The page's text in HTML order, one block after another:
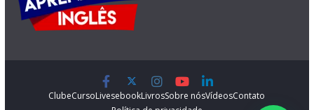
ClubeCursoLivesebookLivrosSobre nósVídeosContato